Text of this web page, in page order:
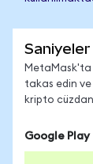
MetaMask'ta
takas edin ve
kripto
Google Play